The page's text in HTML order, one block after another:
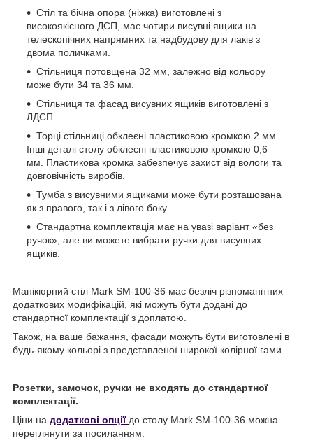
Стіл та бічна опора (ніжка) виготовлені з
високоякісного ДСП, має чотири висувні ящики на
телескопічних напрямних та надбудову для лаків з
двома поличками.
Стільниця потовщена 32 мм, залежно від кольору
може бути 34 та 36 мм.
Стільниця та фасад висувних ящиків виготовлені з
ЛДСП.
Торці стільниці обклеєні пластиковою кромкою 2 мм.
Інші деталі столу обклеєні пластиковою кромкою 0,6
мм. Пластикова кромка забезпечує захист від вологи та
довговічність виробів.
Тумба з висувними ящиками може бути розташована
як з правого, так і з лівого боку.
Стандартна комплектація має на увазі варіант «без
ручок», але ви можете вибрати ручки для висувних
ящиків.
Манікюрний стіл Mark SM-100-36 має безліч різноманітних
додаткових модифікацій, які можуть бути додані до
стандартної комплектації з доплатою.
Також, на ваше бажання, фасади можуть бути виготовлені в
будь-якому кольорі з представленої широкої колірної гами.
Розетки, замочок, ручки не входять до стандартної
комплектації.
Ціни на додаткові опції до столу Mark SM-100-36 можна
переглянути за посиланням.